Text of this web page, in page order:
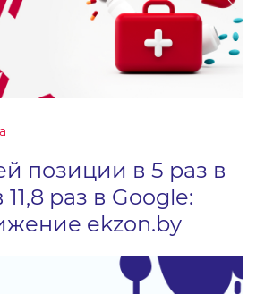
позиции в 5 раз в
раз в Google:
ekzon.by